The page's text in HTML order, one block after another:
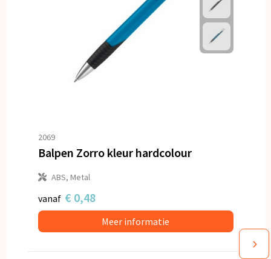
2069
Balpen Zorro kleur hardcolour
ABS, Metal
vanaf € 0,48
Meer informatie